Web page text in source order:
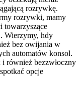
rozrywkę.
rozrywki, mamy
towarzyszące
Wierzymy, hdy
bez owijania w
automatów konsol.
również bezzwłoczny
opcje